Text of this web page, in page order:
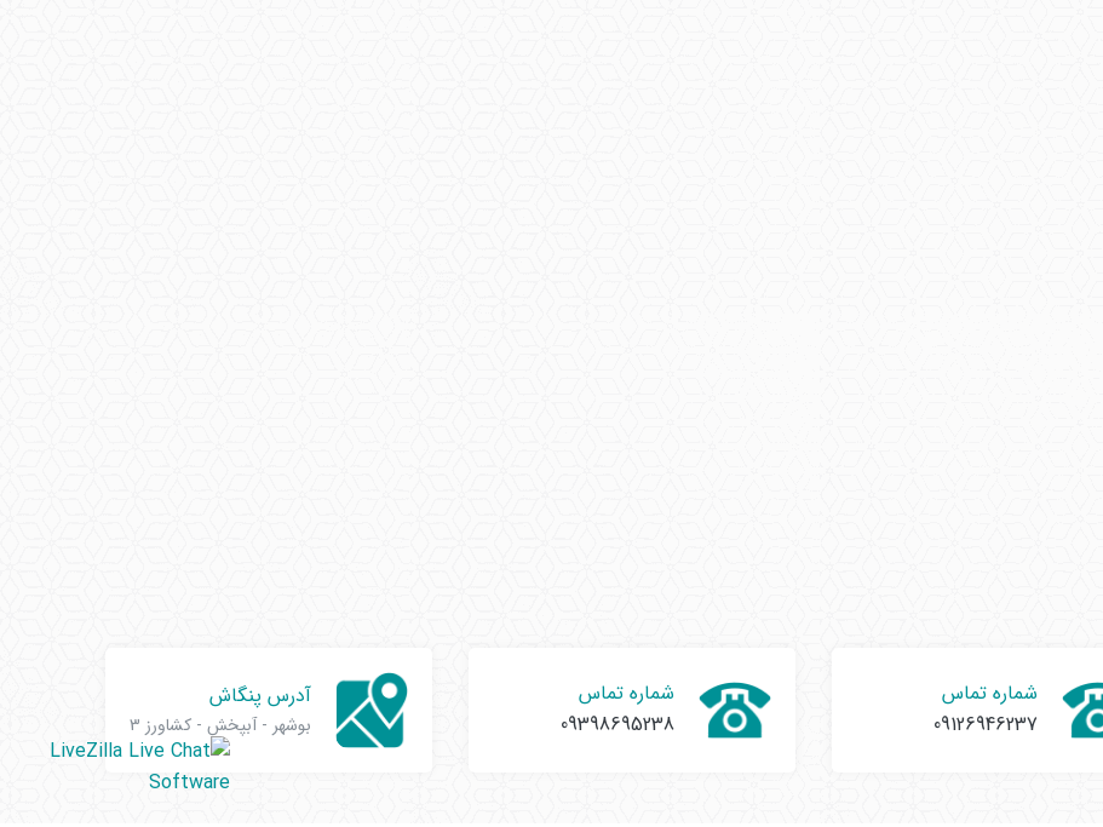
شماره تماس
09126946237
شماره تماس
09398695238
آدرس پنگاش
بوشهر - آبپخش - کشاورز 3